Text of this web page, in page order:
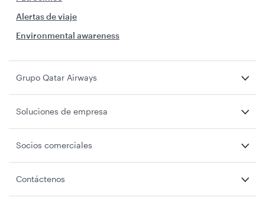
Alertas de viaje
Environmental awareness
Grupo Qatar Airways
Soluciones de empresa
Socios comerciales
Contáctenos